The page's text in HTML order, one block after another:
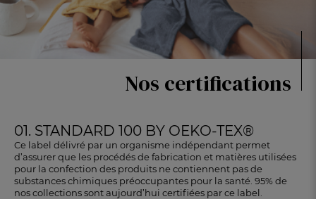
Nos certifications
01. STANDARD 100 BY OEKO-TEX®
Ce label délivré par un organisme indépendant permet
d’assurer que les procédés de fabrication et matières utilisées
pour la confection des produits ne contiennent pas de
substances chimiques préoccupantes pour la santé. 95% de
nos collections sont aujourd’hui certifiées par ce label.